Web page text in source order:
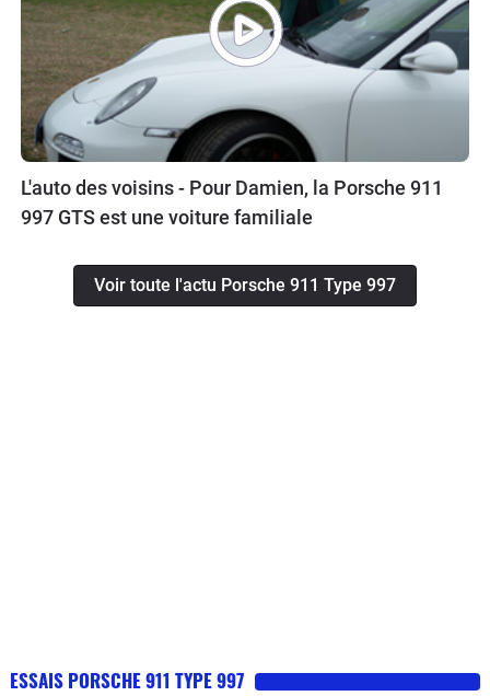
L'auto des voisins - Pour Damien, la Porsche 911
997 GTS est une voiture familiale
Voir toute l'actu Porsche 911 Type 997
ESSAIS PORSCHE 911 TYPE 997